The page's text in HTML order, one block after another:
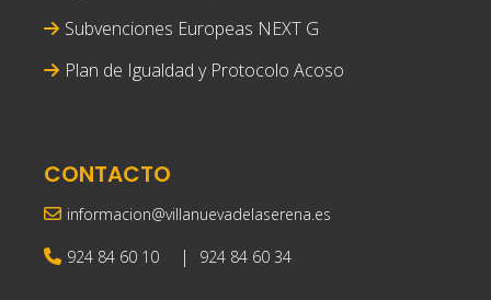
Subvenciones Europeas NEXT G
Plan de Igualdad y Protocolo Acoso
CONTACTO
informacion@villanuevadelaserena.es
924 84 60 10 | 924 84 60 34